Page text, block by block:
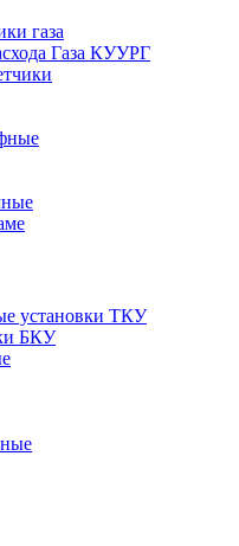
газа
Газа КУУРГ
установки ТКУ
БКУ